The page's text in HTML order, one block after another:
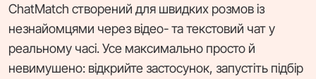
ChatMatch створений для швидких розмов із
незнайомцями через відео- та текстовий чат у
реальному часі. Усе максимально просто й
невимушено: відкрийте застосунок, запустіть підбір